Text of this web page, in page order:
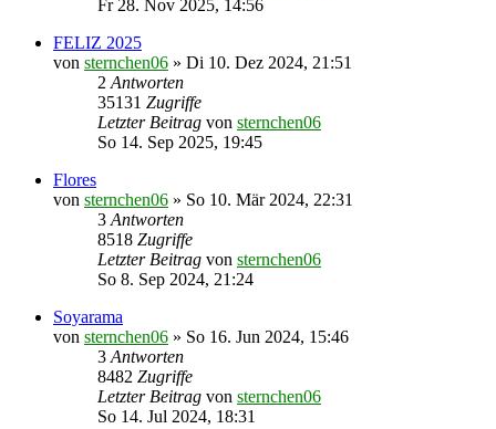
Fr 28. Nov 2025, 14:56
FELIZ 2025
von sternchen06 » Di 10. Dez 2024, 21:51
2 Antworten
35131 Zugriffe
Letzter Beitrag von sternchen06
So 14. Sep 2025, 19:45
Flores
von sternchen06 » So 10. Mär 2024, 22:31
3 Antworten
8518 Zugriffe
Letzter Beitrag von sternchen06
So 8. Sep 2024, 21:24
Soyarama
von sternchen06 » So 16. Jun 2024, 15:46
3 Antworten
8482 Zugriffe
Letzter Beitrag von sternchen06
So 14. Jul 2024, 18:31